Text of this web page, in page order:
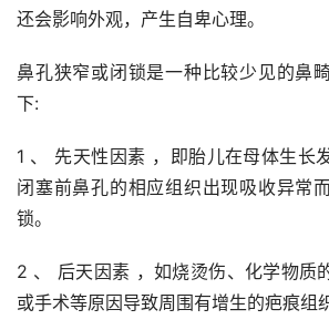
还会影响外观，产生自卑心理。
鼻孔狭窄或闭锁是一种比较少见的鼻
下:
1 、 先天性因素 ，即胎儿在母体生长
闭塞前鼻孔的相应组织出现吸收异常
锁。
2 、 后天因素 ，如烧烫伤、化学物质
或手术等原因导致周围有增生的疤痕组